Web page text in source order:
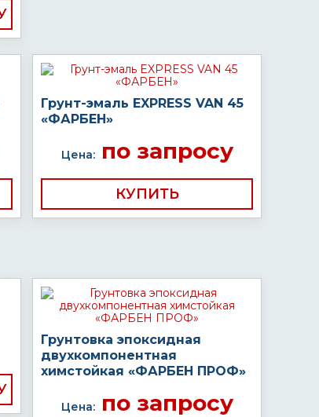
Грунт-эмаль EXPRESS VAN 45
«ФАРБЕН»
Цена:по запросу
КУПИТЬ
Грунтовка эпоксидная
двухкомпонентная
химстойкая «ФАРБЕН ПРОФ»
Цена:по запросу